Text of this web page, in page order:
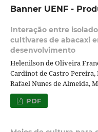
Banner UENF -
Interação entre
cultivares de abacaxi
desenvolvimento
Helenilson de Oliveira
Cardinot de Castro
Rafael Nunes de Almeida,
PDF